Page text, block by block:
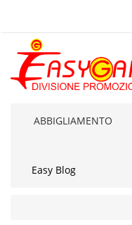
ABBIGLIAMENTO
Easy Blog